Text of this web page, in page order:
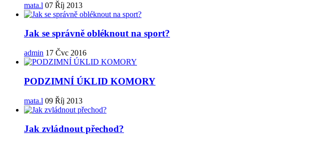
mata.l 07 Říj 2013
Jak se správně obléknout na sport?
admin 17 Čvc 2016
PODZIMNÍ ÚKLID KOMORY
mata.l 09 Říj 2013
Jak zvládnout přechod?